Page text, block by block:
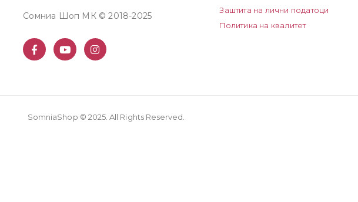
Сомниа Шоп МК © 2018-2025
Заштита на лични податоци
Политика на квалитет
SomniaShop © 2025. All Rights Reserved.